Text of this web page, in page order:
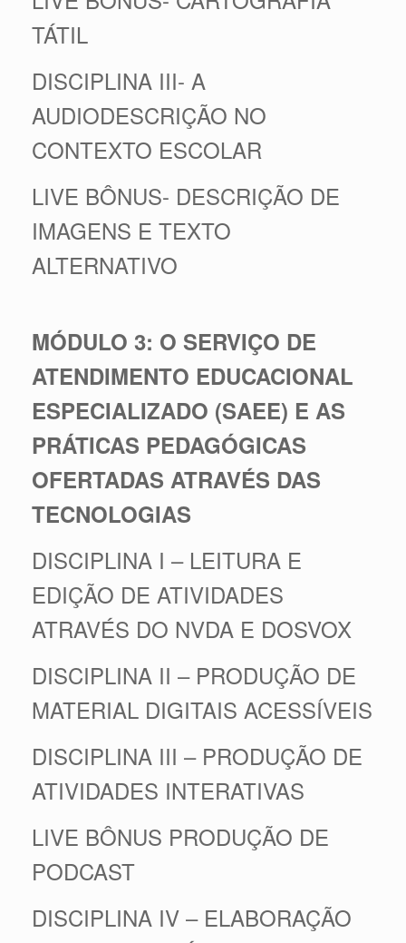
TÁTIL
DISCIPLINA III- A
AUDIODESCRIÇÃO NO
CONTEXTO ESCOLAR
LIVE BÔNUS- DESCRIÇÃO DE
IMAGENS E TEXTO
ALTERNATIVO
MÓDULO 3: O SERVIÇO DE
ATENDIMENTO EDUCACIONAL
ESPECIALIZADO (SAEE) E AS
PRÁTICAS PEDAGÓGICAS
OFERTADAS ATRAVÉS DAS
TECNOLOGIAS
DISCIPLINA I – LEITURA E
EDIÇÃO DE ATIVIDADES
ATRAVÉS DO NVDA E DOSVOX
DISCIPLINA II – PRODUÇÃO DE
MATERIAL DIGITAIS ACESSÍVEIS
DISCIPLINA III – PRODUÇÃO DE
ATIVIDADES INTERATIVAS
LIVE BÔNUS PRODUÇÃO DE
PODCAST
DISCIPLINA IV – ELABORAÇÃO